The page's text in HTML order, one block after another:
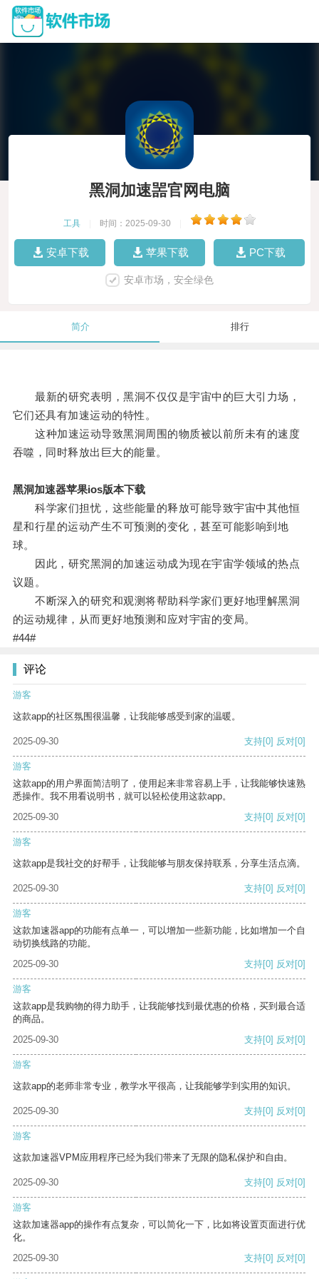
黑洞加速噐官网电脑
工具 时间：2025-09-30
安卓下载 苹果下载 PC下载
安卓市场，安全绿色
简介 排行
最新的研究表明，黑洞不仅仅是宇宙中的巨大引力场，
它们还具有加速运动的特性。
这种加速运动导致黑洞周围的物质被以前所未有的速度
吞噬，同时释放出巨大的能量。
黑洞加速器苹果ios版本下载
科学家们担忧，这些能量的释放可能导致宇宙中其他恒
星和行星的运动产生不可预测的变化，甚至可能影响到地
球。
因此，研究黑洞的加速运动成为现在宇宙学领域的热点
议题。
不断深入的研究和观测将帮助科学家们更好地理解黑洞
的运动规律，从而更好地预测和应对宇宙的变局。
#44#
评论
游客
这款app的社区氛围很温馨，让我能够感受到家的温暖。
2025-09-30 支持[0] 反对[0]
游客
这款app的用户界面简洁明了，使用起来非常容易上手，让我能够快速熟
悉操作。我不用看说明书，就可以轻松使用这款app。
2025-09-30
支持[0] 反对[0]
游客
这款app是我社交的好帮手，让我能够与朋友保持联系，分享生活点滴。
2025-09-30 支持[0] 反对[0]
游客
这款加速器app的功能有点单一，可以增加一些新功能，比如增加一个自
动切换线路的功能。
2025-09-30
支持[0] 反对[0]
游客
这款app是我购物的得力助手，让我能够找到最优惠的价格，买到最合适
的商品。
2025-09-30
支持[0] 反对[0]
游客
这款app的老师非常专业，教学水平很高，让我能够学到实用的知识。
2025-09-30 支持[0] 反对[0]
游客
这款加速器VPM应用程序已经为我们带来了无限的隐私保护和自由。
2025-09-30 支持[0] 反对[0]
游客
这款加速器app的操作有点复杂，可以简化一下，比如将设置页面进行优
化。
2025-09-30
支持[0] 反对[0]